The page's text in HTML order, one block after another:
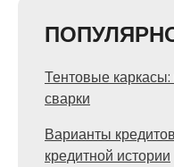
Тентовые
сварки
Варианты
кредитной истории